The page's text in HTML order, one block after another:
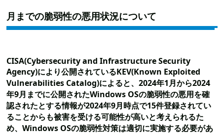
月までの脆弱性の悪用状況について
CISA(Cybersecurity and Infrastructure Security
Agency)により公開されているKEV(Known Exploited
Vulnerabilities Catalog)によると、2024年1月から2024
年9月までに公開されたWindows OSの脆弱性の悪用を確
認されたとする情報が2024年9月時点で15件登録されてい
ることからも被害を受ける可能性が高いと考えられるた
め、Windows OSの脆弱性対策は適切に実施する必要があ